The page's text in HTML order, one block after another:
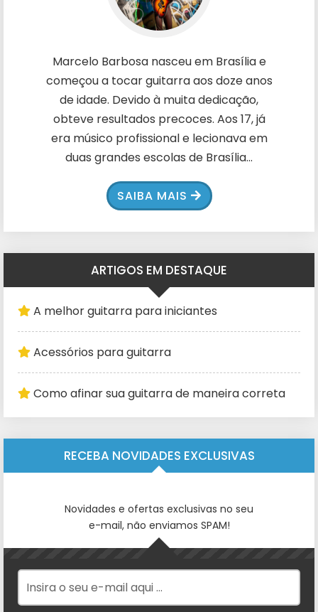
Marcelo Barbosa nasceu em Brasília e
começou a tocar guitarra aos doze anos
de idade. Devido à muita dedicação,
obteve resultados precoces. Aos 17, já
era músico profissional e lecionava em
duas grandes escolas de Brasília...
SAIBA MAIS
ARTIGOS EM DESTAQUE
A melhor guitarra para iniciantes
Acessórios para guitarra
Como afinar sua guitarra de maneira correta
RECEBA NOVIDADES EXCLUSIVAS
Novidades e ofertas exclusivas no seu
e-mail, não enviamos SPAM!